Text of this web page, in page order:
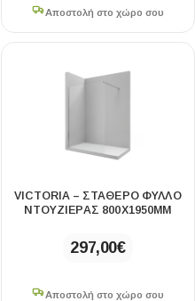
Αποστολή στο χώρο σου
VICTORIA – ΣΤΑΘΕΡΌ ΦΎΛΛΟ
ΝΤΟΥΖΙΈΡΑΣ 800X1950MM
297,00€
Αποστολή στο χώρο σου